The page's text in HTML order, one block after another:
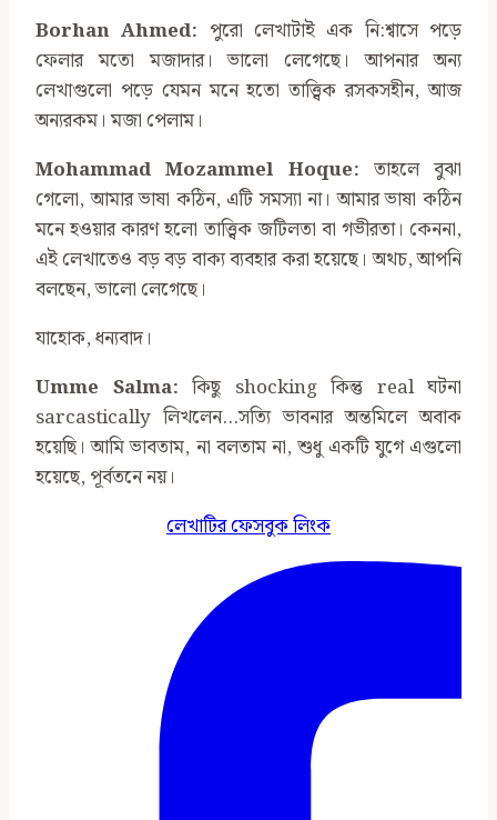
Borhan Ahmed: পুরো লেখাটাই এক নি:শ্বাসে পড়ে
ফেলার মতো মজাদার। ভালো লেগেছে। আপনার অন্য
লেখাগুলো পড়ে যেমন মনে হতো তাত্ত্বিক রসকসহীন, আজ
অন্যরকম। মজা পেলাম।
Mohammad Mozammel Hoque: তাহলে বুঝা
গেলো, আমার ভাষা কঠিন, এটি সমস্যা না। আমার ভাষা কঠিন
মনে হওয়ার কারণ হলো তাত্ত্বিক জটিলতা বা গভীরতা। কেননা,
এই লেখাতেও বড় বড় বাক্য ব্যবহার করা হয়েছে। অথচ, আপনি
বলছেন, ভালো লেগেছে।
যাহোক, ধন্যবাদ।
Umme Salma: কিছু shocking কিন্তু real ঘটনা
sarcastically লিখলেন…সত্যি ভাবনার অন্তমিলে অবাক
হয়েছি। আমি ভাবতাম, না বলতাম না, শুধু একটি যুগে এগুলো
হয়েছে, পূর্বতনে নয়।
লেখাটির ফেসবুক লিংক